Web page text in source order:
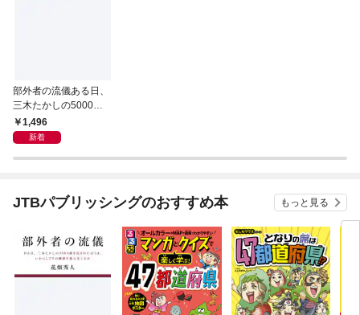
部外者の流儀ある日、
三木たかしの5000曲
を託されたぼくは、い
かにしてその価値を最
1,496
新着
JTBパブリッシングのおすすめ本 もっと見る